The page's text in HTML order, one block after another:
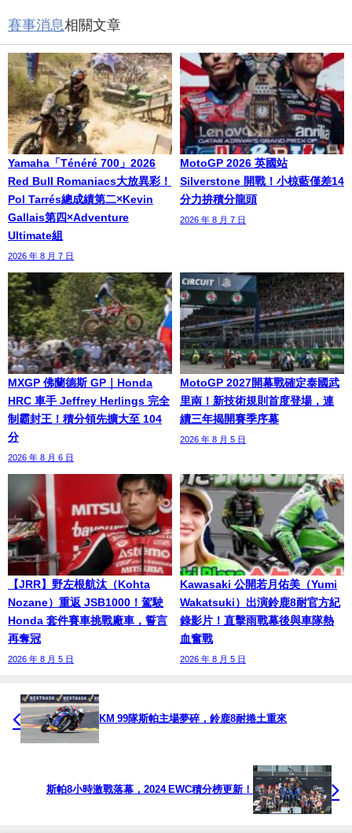
賽事消息相關文章
Yamaha「Ténéré 700」2026
Red Bull Romaniacs大放異彩！
Pol Tarrés總成績第二×Kevin
Gallais第四×Adventure
Ultimate組
2026 年 8 月 7 日
MotoGP 2026 英國站
Silverstone 開戰！小椋藍僅差14
分力拚積分龍頭
2026 年 8 月 7 日
MXGP 佛蘭德斯 GP｜Honda
HRC 車手 Jeffrey Herlings 完全
制霸封王！積分領先擴大至 104
分
2026 年 8 月 6 日
MotoGP 2027開幕戰確定泰國武
里南！新技術規則首度登場，連
續三年揭開賽季序幕
2026 年 8 月 5 日
【JRR】野左根航汰（Kohta
Nozane）重返 JSB1000！駕駛
Honda 套件賽車挑戰廠車，誓言
再奪冠
2026 年 8 月 5 日
Kawasaki 公開若月佑美（Yumi
Wakatsuki）出演鈴鹿8耐官方紀
錄影片！直擊雨戰幕後與車隊熱
血奮戰
2026 年 8 月 5 日
KM 99隊斯帕主場夢碎，鈴鹿8耐捲土重來
斯帕8小時激戰落幕，2024 EWC積分榜更新！